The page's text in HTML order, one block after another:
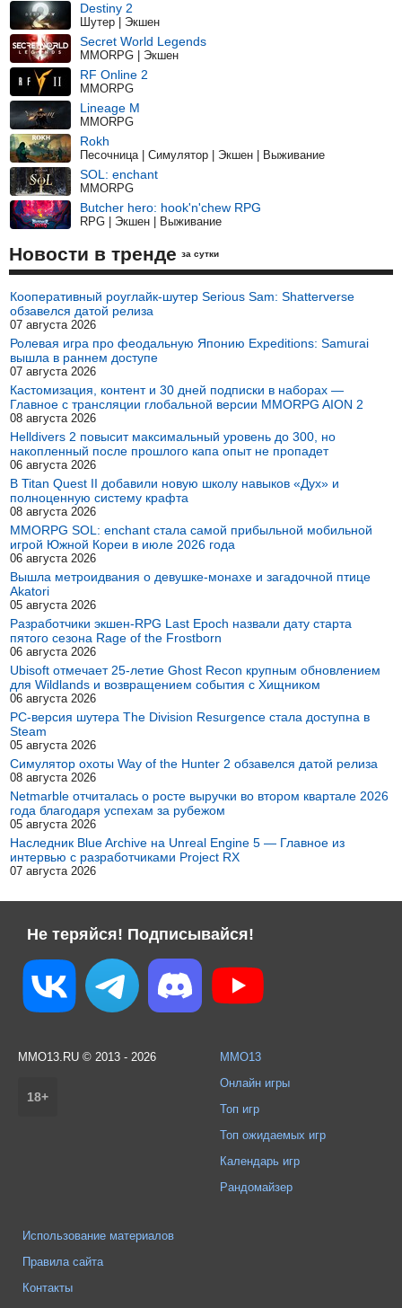
Destiny 2
Шутер | Экшен
Secret World Legends
MMORPG | Экшен
RF Online 2
MMORPG
Lineage M
MMORPG
Rokh
Песочница | Симулятор | Экшен | Выживание
SOL: enchant
MMORPG
Butcher hero: hook'n'chew RPG
RPG | Экшен | Выживание
Новости в тренде за сутки
Кооперативный роуглайк-шутер Serious Sam: Shatterverse
обзавелся датой релиза
07 августа 2026
Ролевая игра про феодальную Японию Expeditions: Samurai
вышла в раннем доступе
07 августа 2026
Кастомизация, контент и 30 дней подписки в наборах —
Главное с трансляции глобальной версии MMORPG AION 2
08 августа 2026
Helldivers 2 повысит максимальный уровень до 300, но
накопленный после прошлого капа опыт не пропадет
06 августа 2026
В Titan Quest II добавили новую школу навыков «Дух» и
полноценную систему крафта
08 августа 2026
MMORPG SOL: enchant стала самой прибыльной мобильной
игрой Южной Кореи в июле 2026 года
06 августа 2026
Вышла метроидвания о девушке-монахе и загадочной птице
Akatori
05 августа 2026
Разработчики экшен-RPG Last Epoch назвали дату старта
пятого сезона Rage of the Frostborn
06 августа 2026
Ubisoft отмечает 25-летие Ghost Recon крупным обновлением
для Wildlands и возвращением события с Хищником
06 августа 2026
PC-версия шутера The Division Resurgence стала доступна в
Steam
05 августа 2026
Симулятор охоты Way of the Hunter 2 обзавелся датой релиза
08 августа 2026
Netmarble отчиталась о росте выручки во втором квартале 2026
года благодаря успехам за рубежом
05 августа 2026
Наследник Blue Archive на Unreal Engine 5 — Главное из
интервью с разработчиками Project RX
07 августа 2026
Не теряйся! Подписывайся!
MMO13.RU © 2013 - 2026
18+
MMO13
Онлайн игры
Топ игр
Топ ожидаемых игр
Календарь игр
Рандомайзер
Использование материалов
Правила сайта
Контакты